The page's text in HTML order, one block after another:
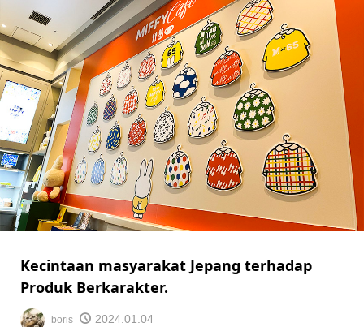
Kecintaan masyarakat Jepang terhadap
Produk Berkarakter.
boris 2024.01.04